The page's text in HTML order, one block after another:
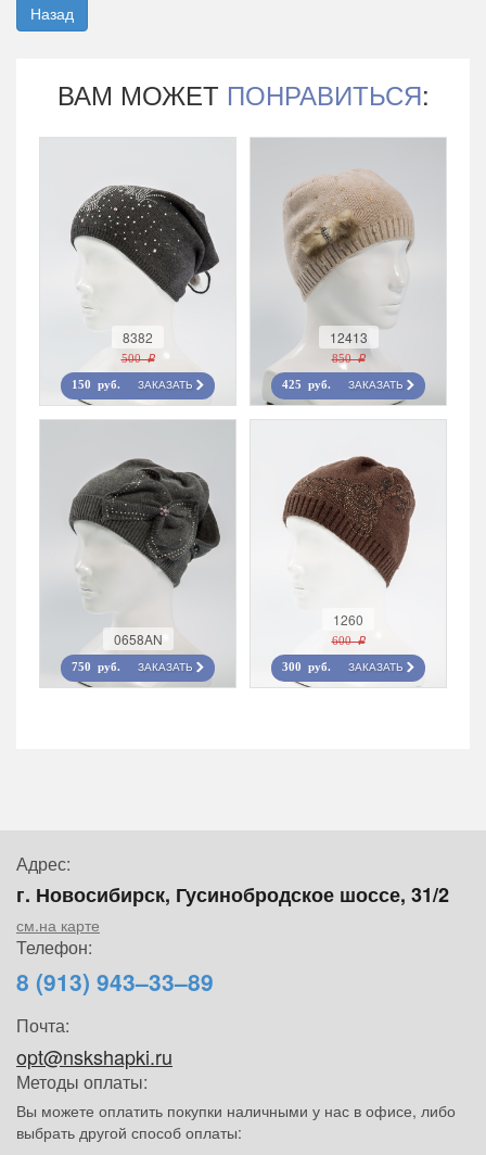
Назад
ВАМ МОЖЕТ ПОНРАВИТЬСЯ:
8382
500 r
150 руб. ЗАКАЗАТЬ
12413
850 r
425 руб. ЗАКАЗАТЬ
0658AN
750 руб. ЗАКАЗАТЬ
1260
600 r
300 руб. ЗАКАЗАТЬ
Адрес:
г. Новосибирск, Гусинобродское шоссе, 31/2
см.на карте
Телефон:
8 (913) 943–33–89
Почта:
opt@nskshapki.ru
Методы оплаты:
Вы можете оплатить покупки наличными у нас в офисе, либо
выбрать другой способ оплаты: